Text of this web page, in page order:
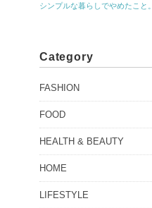
シンプルな暮らしでやめたこと。
Category
FASHION
FOOD
HEALTH & BEAUTY
HOME
LIFESTYLE